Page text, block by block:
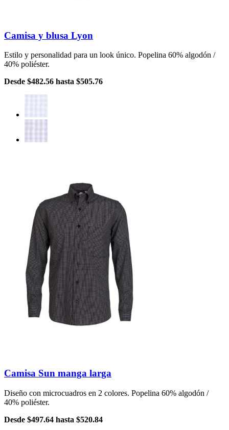
Camisa y blusa Lyon
Estilo y personalidad para un look único. Popelina 60% algodón /
40% poliéster.
Desde $482.56 hasta $505.76
Camisa Sun manga larga
Diseño con microcuadros en 2 colores. Popelina 60% algodón /
40% poliéster.
Desde $497.64 hasta $520.84